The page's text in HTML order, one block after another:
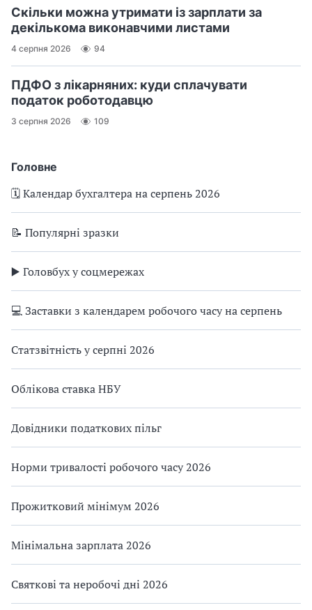
Головне
🗓️ Календар бухгалтера на серпень 2026
📝 Популярні зразки
▶️ Головбух у соцмережах
💻 Заставки з календарем робочого часу на серпень
Статзвітність у серпні 2026
Облікова ставка НБУ
Довідники податкових пільг
Норми тривалості робочого часу 2026
Прожитковий мінімум 2026
Мінімальна зарплата 2026
Святкові та неробочі дні 2026
Скільки можна утримати із зарплати за
декількома виконавчими листами
4 серпня 2026 94
ПДФО з лікарняних: куди сплачувати
податок роботодавцю
3 серпня 2026 109